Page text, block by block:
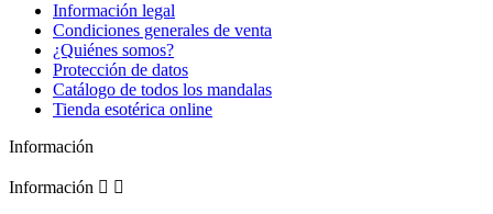
Información legal
Condiciones generales de venta
¿Quiénes somos?
Protección de datos
Catálogo de todos los mandalas
Tienda esotérica online
Información
Información  